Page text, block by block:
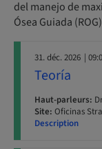
del manejo de
Ósea Guiada
31. déc. 2026 |
Teoría
Haut-parleurs:
Site: Oficinas
Description